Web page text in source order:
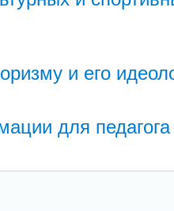
и его
для педагога